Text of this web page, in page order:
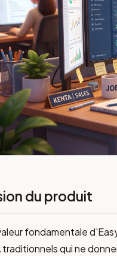
du produit
fondamentale
traditionnels qui ne